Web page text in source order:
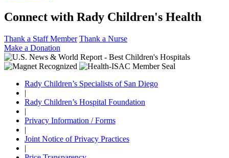
Connect with Rady Children's Health
Thank a Staff Member Thank a Nurse
Make a Donation
Rady Children’s Specialists of San Diego
|
Rady Children’s Hospital Foundation
|
Privacy Information / Forms
|
Joint Notice of Privacy Practices
|